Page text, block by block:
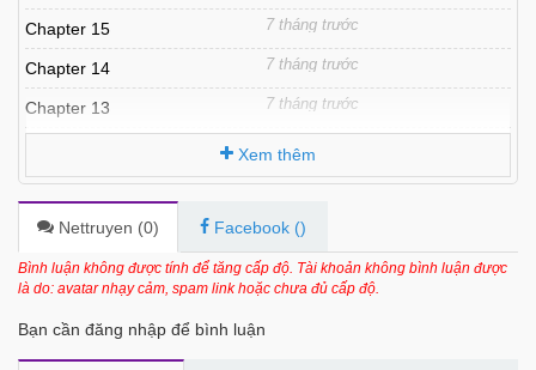
Chapter 15 7 tháng trước
Chapter 14 7 tháng trước
Chapter 13 7 tháng trước
Chapter 11 7 tháng trước
Chapter 10 7 tháng trước
Chapter 9 7 tháng trước
7 tháng trước
Xem thêm
Nettruyen (0) Facebook ()
Bình luận không được tính để tăng cấp độ. Tài khoản không bình luận được
là do: avatar nhạy cảm, spam link hoặc chưa đủ cấp độ.
Bạn cần đăng nhập để bình luận